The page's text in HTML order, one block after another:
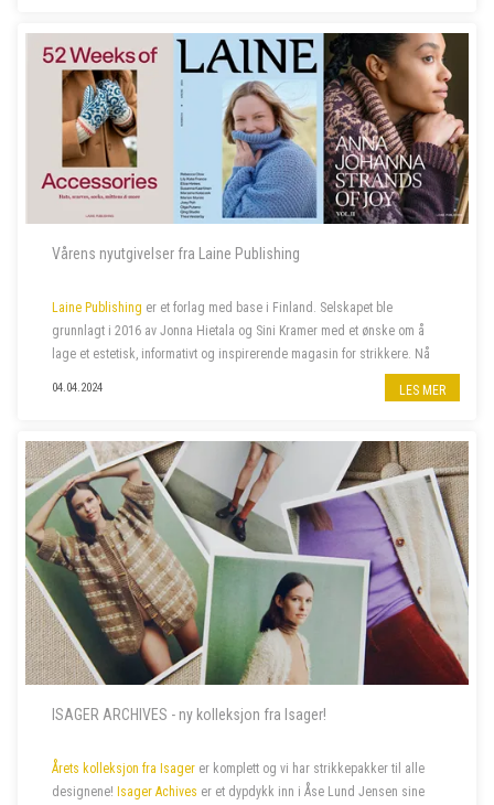
Vårens nyutgivelser fra Laine Publishing
Laine Publishing er et forlag med base i Finland. Selskapet ble
grunnlagt i 2016 av Jonna Hietala og Sini Kramer med et ønske om å
lage et estetisk, informativt og inspirerende magasin for strikkere. Nå
har selskapet vokst til et av verdens mest anerkjente og kjære uavh...
04.04.2024 LES MER
ISAGER ARCHIVES - ny kolleksjon fra Isager!
Årets kolleksjon fra Isager er komplett og vi har strikkepakker til alle
designene! Isager Achives er et dypdykk inn i Åse Lund Jensen sine